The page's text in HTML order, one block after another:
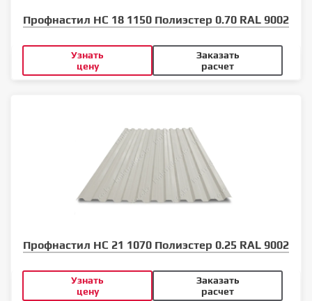
Профнастил НС 18 1150 Полиэстер 0.70 RAL 9002
Узнать
цену
Заказать
расчет
Профнастил НС 21 1070 Полиэстер 0.25 RAL 9002
Узнать
цену
Заказать
расчет